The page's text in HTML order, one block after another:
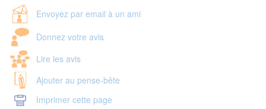
Envoyez par email à un ami
Donnez votre avis
Lire les avis
Ajouter au pense-bête
Imprimer cette page